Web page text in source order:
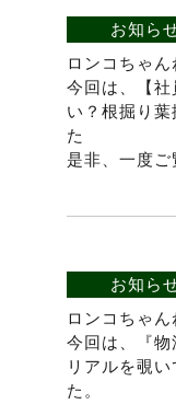
お知ら
ロンコちゃん
今回は、【
い？根掘り
た
是非、一度ご
お知ら
ロンコちゃん
今回は、『
リアルを覗
た。